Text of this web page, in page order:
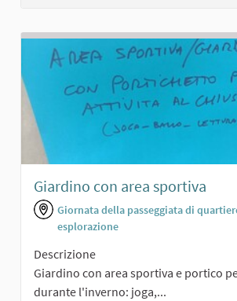
Giardino con area sportiva
Giornata della passeggiata di
esplorazione
Descrizione
Giardino con area sportiva e portico
durante l'inverno: joga,...